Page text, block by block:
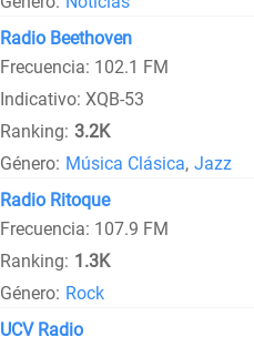
Radio Beethoven
Frecuencia: 102.1 FM
Indicativo: XQB-53
Ranking: 3.2K
Género: Música Clásica, Jazz
Radio Ritoque
Frecuencia: 107.9 FM
Ranking: 1.3K
Género: Rock
UCV Radio